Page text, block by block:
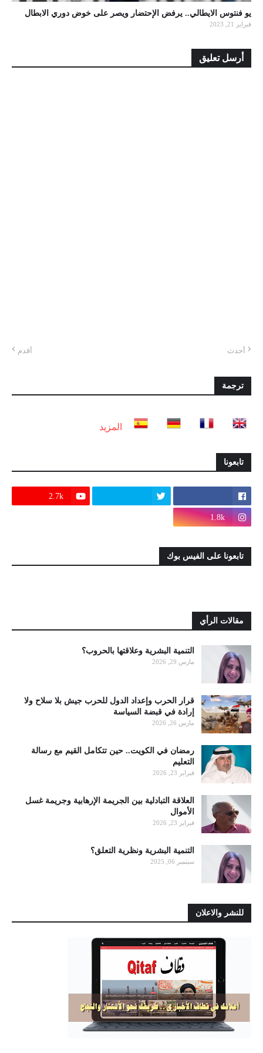
يو فنتوس الايطالي.. يرفض الإحتضار ويصر على خوض دوري الابطال
فبراير 21, 2023
أرسل تعليق
أحدث أقدم
ترجمة
المزيد
تابعونا
2.7k
1.8k
تابعونا على الفيس بوك
مقالات الرأي
التنمية البشرية وعلاقتها بالحروب؟
مارس 29, 2026
قرار الحرب وإعداد الدول للحرب جيش بلا سلاح ولا
إرادة في قبضة السياسة
مارس 26, 2026
رمضان في الكويت.. حين تتكامل القيم مع رسالة
التعليم
فبراير 23, 2026
العلاقة التبادلية بين الجريمة الإرهابية وجريمة غسل
الأموال
فبراير 23, 2026
التنمية البشرية ونظرية التعلق؟
سبتمبر 06, 2025
للنشر والاعلان